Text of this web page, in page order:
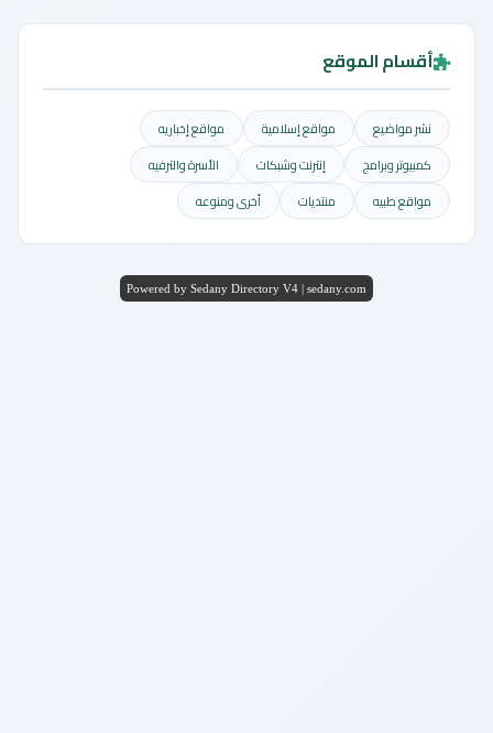
أقسام الموقع
نشر مواضيع مواقع إسلامية
مواقع إخباريه
كمبيوتر وبرامج
إنترنت وشبكات
الأسرة والترفيه
مواقع طبيه
منتديات أخرى ومنوعه
Powered by Sedany Directory V4 | sedany.com